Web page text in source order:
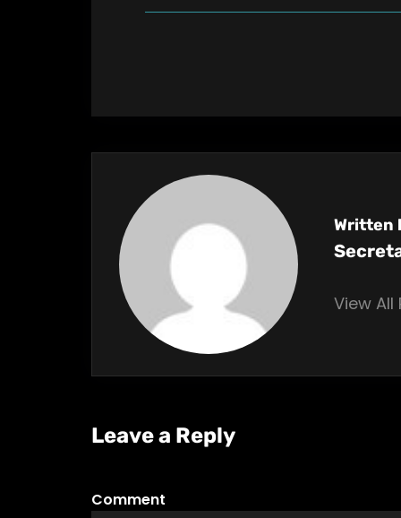
Written
View All
Leave a Reply
Comment